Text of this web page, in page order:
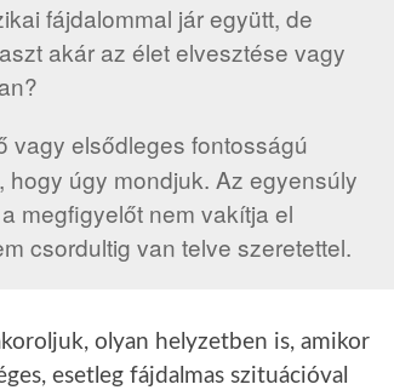
fájdalommal jár együtt, de
akár az élet elvesztése vagy
vagy elsődleges fontosságú
úgy mondjuk. Az egyensúly
megfigyelőt nem vakítja el
csordultig van telve szeretettel.
olyan helyzetben is, amikor
esetleg fájdalmas szituációval